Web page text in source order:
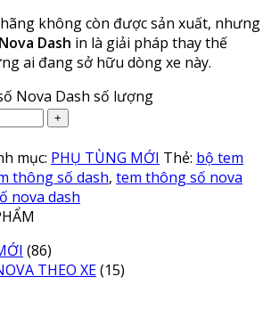
không còn được sản xuất, nhưng
Dash in là giải pháp thay thế
ai đang sở hữu dòng xe này.
Nova Dash số lượng
mục: PHỤ TÙNG MỚI Thẻ: bộ tem
thông số dash, tem thông số nova
nova dash
(86)
THEO XE(15)